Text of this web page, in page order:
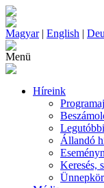
Magyar| English |
Menü
Híreink
Állandó
Keresés,